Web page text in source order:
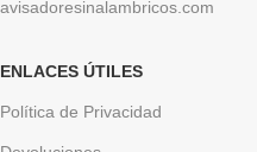
avisadoresinalambricos.com
ENLACES ÚTILES
Política de Privacidad